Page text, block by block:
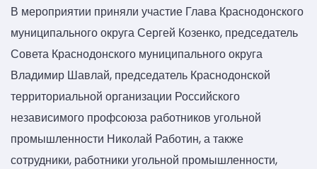
В мероприятии приняли участие Глава Краснодонского
муниципального округа Сергей Козенко, председатель
Совета Краснодонского муниципального округа
Владимир Шавлай, председатель Краснодонской
территориальной организации Российского
независимого профсоюза работников угольной
промышленности Николай Работин, а также
сотрудники, работники угольной промышленности,